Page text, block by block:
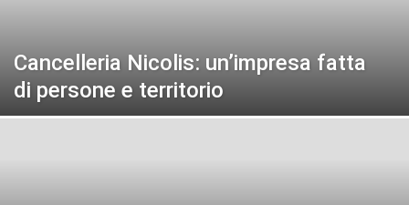
Cancelleria Nicolis: un’impresa fatta
di persone e territorio